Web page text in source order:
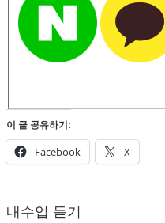
이 글 공유하기:
Facebook X
02-
내수업 듣기